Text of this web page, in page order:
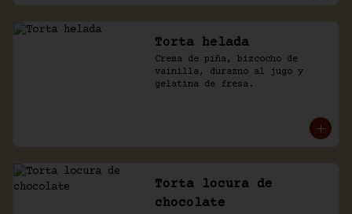
Torta helada
Crema de piña, bizcocho de
vainilla, durazno al jugo y
gelatina de fresa.
Torta locura de
chocolate